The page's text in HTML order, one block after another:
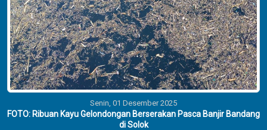
Senin, 01 Desember 2025
FOTO: Ribuan Kayu Gelondongan Berserakan Pasca Banjir Bandang
di Solok